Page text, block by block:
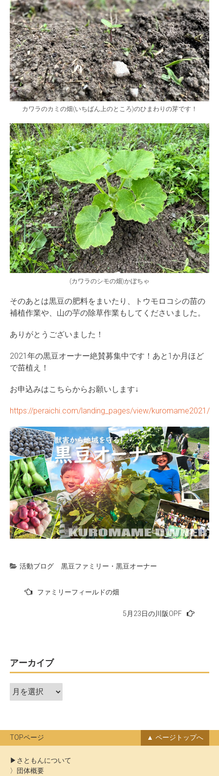
カワラのカミの畑(いちばん上のところ)のひまわりの芽です！
(カワラのシモの畑)かぼちゃ
そのあとは黒豆の肥料をまいたり、トウモロコシの苗の
補植作業や、山の芋の除草作業もしてくださいました。
ありがとうございました！
2021年の黒豆オーナー絶賛募集中です！あと1か月ほど
で苗植え！
お申込みはこちらからお願いします↓
https://peraichi.com/landing_pages/view/kuromame2021/
活動ブログ 黒豆ファミリー・黒豆オーナー
ー
シ
ョ
ファミリーフィールドの畑
5月23日の川阪OPF
アーカイブ
ア
ー
ブ
TOPページ ページトップへ
さともんについて
団体概要